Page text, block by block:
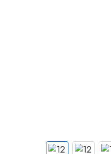
Műanyag palackok